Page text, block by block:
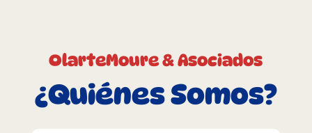
OlarteMoure & Asociados
¿Quiénes Somos?